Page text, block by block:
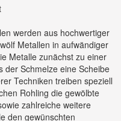
werden aus hochwertiger
Metallen in aufwändiger
Metalle zunächst zu einer
der Schmelze eine Scheibe
Techniken treiben speziell
Rohling die gewölbte
zahlreiche weitere
den gewünschten